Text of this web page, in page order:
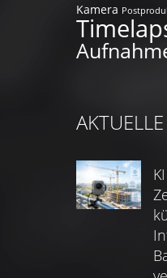
Kamera